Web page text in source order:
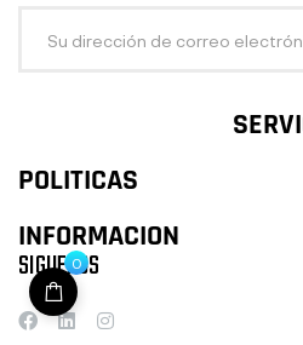
POLITICAS
INFORMACION
SIGUENOS
0